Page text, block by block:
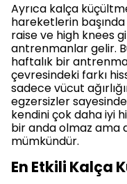
Ayrıca kalça
hareketlerin
raise ve high knees
antrenmanlar gelir.
haftalık bir
çevresindeki farkı
sadece vücut
egzersizler
kendini çok daha iyi
bir anda olmaz ama
mümkündür.
En Etkili Kalça